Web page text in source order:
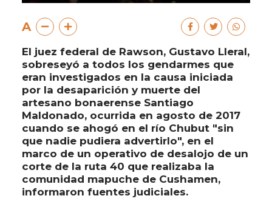
A
El juez federal de Rawson, Gustavo Lleral,
sobreseyó a todos los gendarmes que
eran investigados en la causa iniciada
por la desaparición y muerte del
artesano bonaerense Santiago
Maldonado, ocurrida en agosto de 2017
cuando se ahogó en el río Chubut "sin
que nadie pudiera advertirlo", en el
marco de un operativo de desalojo de un
corte de la ruta 40 que realizaba la
comunidad mapuche de Cushamen,
informaron fuentes judiciales.